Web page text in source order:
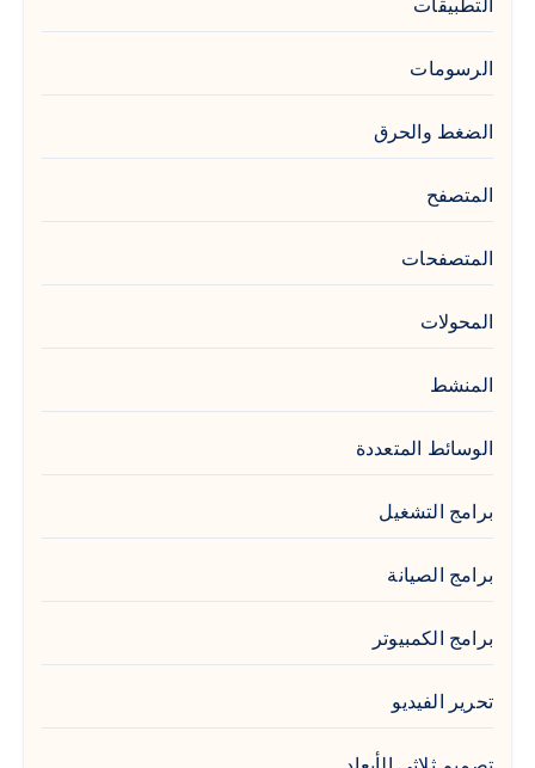
التطبيقات
الرسومات
الضغط والحرق
المتصفح
المتصفحات
المحولات
المنشط
الوسائط المتعددة
برامج التشغيل
برامج الصيانة
برامج الكمبيوتر
تحرير الفيديو